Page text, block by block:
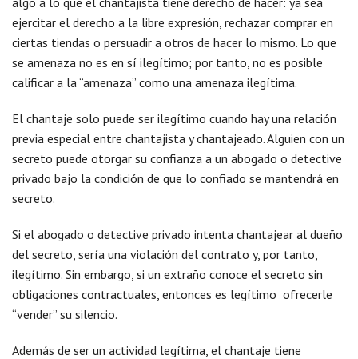
ejercitar el derecho a la libre expresión, rechazar comprar en
ciertas tiendas o persuadir a otros de hacer lo mismo. Lo que
se amenaza no es en sí ilegítimo; por tanto, no es posible
calificar a la “amenaza” como una amenaza ilegítima.
El chantaje solo puede ser ilegítimo cuando hay una relación
previa especial entre chantajista y chantajeado. Alguien con un
secreto puede otorgar su confianza a un abogado o detective
privado bajo la condición de que lo confiado se mantendrá en
secreto.
Si el abogado o detective privado intenta chantajear al dueño
del secreto, sería una violación del contrato y, por tanto,
ilegítimo. Sin embargo, si un extraño conoce el secreto sin
obligaciones contractuales, entonces es legítimo ofrecerle
“vender” su silencio.
Además de ser un actividad legítima, el chantaje tiene